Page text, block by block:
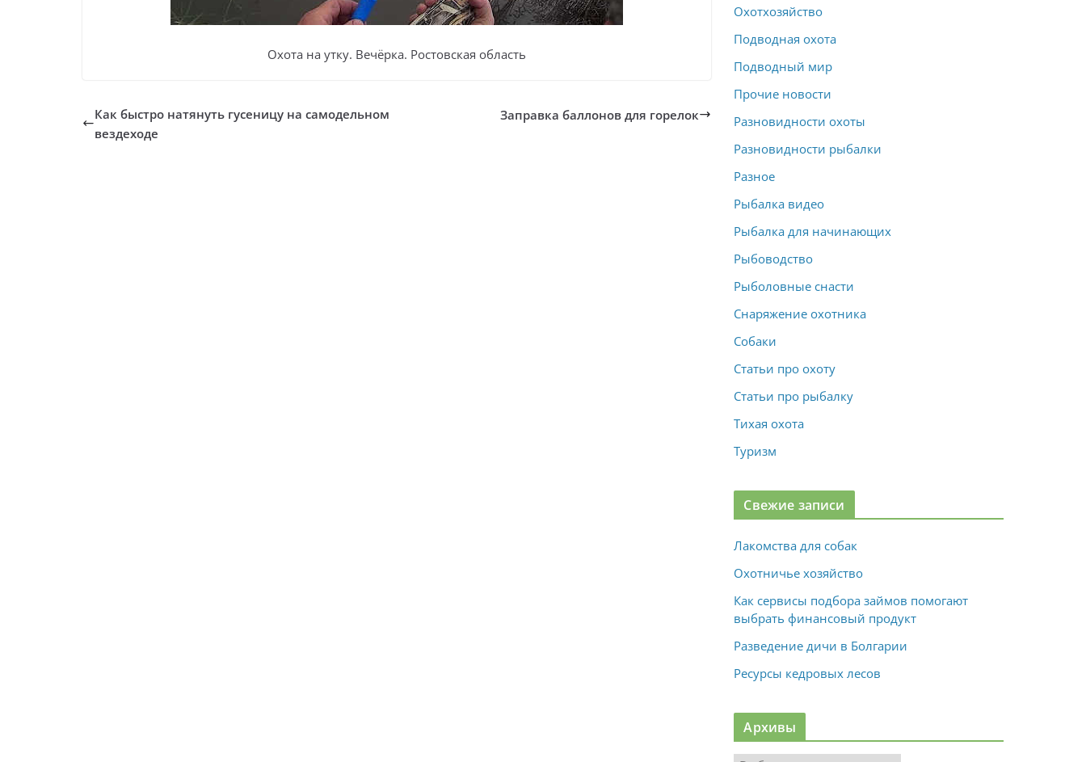
Охота на утку. Вечёрка. Ростовская область
Как быстро натянуть гусеницу на самодельном
вездеходе
Заправка баллонов для горелок
Охотхозяйство
Подводная охота
Подводный мир
Прочие новости
Разновидности охоты
Разновидности рыбалки
Разное
Рыбалка видео
Рыбалка для начинающих
Рыбоводство
Рыболовные снасти
Снаряжение охотника
Собаки
Статьи про охоту
Статьи про рыбалку
Тихая охота
Туризм
Свежие записи
Лакомства для собак
Охотничье хозяйство
Как сервисы подбора займов помогают
выбрать финансовый продукт
Разведение дичи в Болгарии
Ресурсы кедровых лесов
Архивы